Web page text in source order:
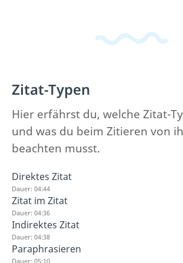
Zitat-Typen
Hier erfährst du, welche Zitat-
und was du beim Zitieren von
beachten musst.
Direktes Zitat
Dauer: 04:44
Zitat im Zitat
Dauer: 04:36
Indirektes Zitat
Dauer: 04:38
Paraphrasieren
Dauer: 05:10